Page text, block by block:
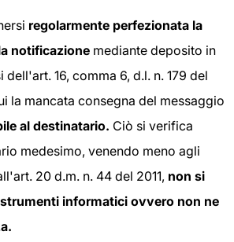
regolarmente perfezionata la
notificazione mediante deposito in
dell'art. 16, comma 6, d.l. n. 179 del
la mancata consegna del messaggio
al destinatario. Ciò si verifica
medesimo, venendo meno agli
20 d.m. n. 44 del 2011, non si
informatici ovvero non ne